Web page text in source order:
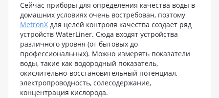
Сейчас приборы для определения качества воды в
домашних условиях очень востребован, поэтому
MetronX для целей контроля качества создает ряд
устройств WaterLiner. Сюда входят устройства
различного уровня (от бытовых до
профессиональных). Можно измерять показатели
воды, такие как водородный показатель,
окислительно-восстановительный потенциал,
электропроводность, солесодержание,
концентрация кислорода.